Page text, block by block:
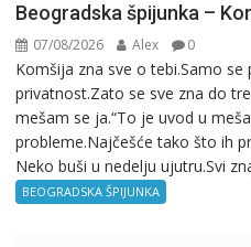
Beogradska špijunka –
07/08/2026 Alex 0
Komšija zna sve o tebi.Samo se
privatnost.Zato se sve zna do
mešam se ja.“To je uvod u
probleme.Najčešće tako što ih
Neko buši u nedelju ujutru.Svi
BEOGRADSKA ŠPIJUNKA